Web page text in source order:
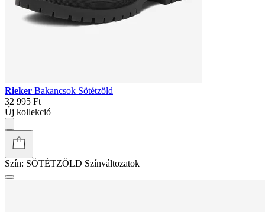
Rieker Bakancsok Sötétzöld
32 995 Ft
Új kollekció
Szín: SÖTÉTZÖLD Színváltozatok